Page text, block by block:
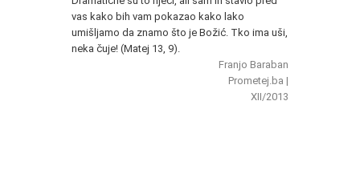
vas kako bih vam pokazao kako lako
umišljamo da znamo što je Božić. Tko ima uši,
neka čuje! (Matej 13, 9).
Franjo Baraban
Prometej.ba |
XII/2013